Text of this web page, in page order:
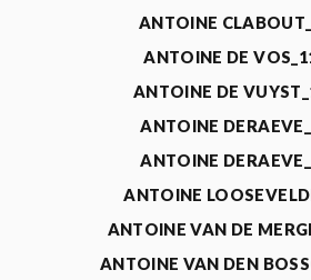
ANTOINE
ANTOINE DE
ANTOINE DE
ANTOINE
ANTOINE
ANTOINE
ANTOINE VAN DE
ANTOINE VAN DEN